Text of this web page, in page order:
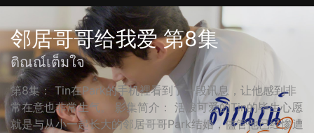
邻居哥哥给我爱 第8集
ติณณ์เต็มใจ
第8集： Tin在Park的手机裡看到了一段讯息，让他感到非
常在意也非常生气。 影集简介： 活泼可爱的Tin的毕生心愿
就是与从小一起长大的邻居哥哥Park结婚，儘管他已经惨遭